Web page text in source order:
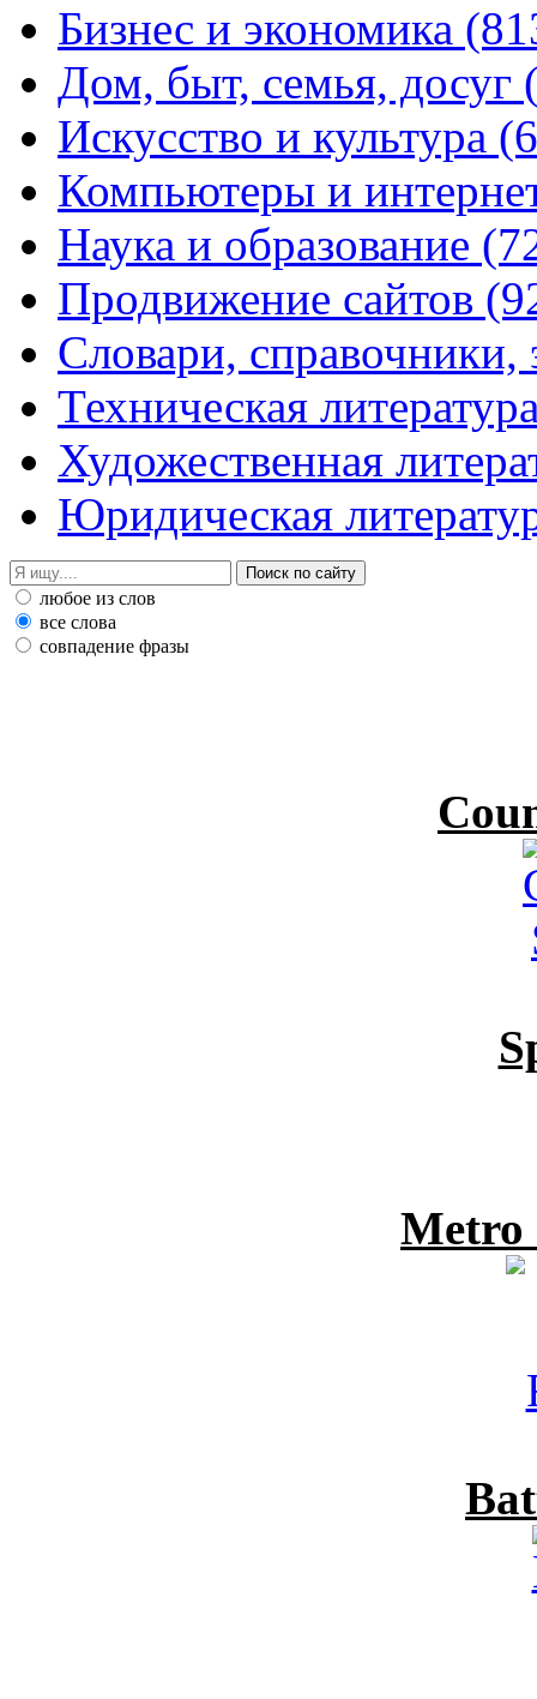
Бизнес и экономика
Дом, быт, семья, досуг
Искусство и культура
Компьютеры и
Наука и образование
Продвижение сайтов
Словари,
Техническая
Художественная
Юридическая
любое из слов
все слова
совпадение фразы
Metro